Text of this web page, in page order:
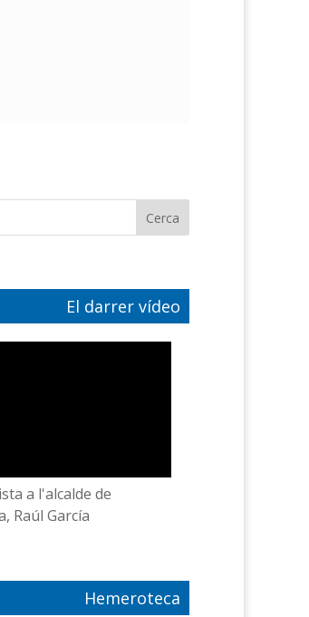
El darrer vídeo
a l'alcalde de
Raúl García
Hemeroteca